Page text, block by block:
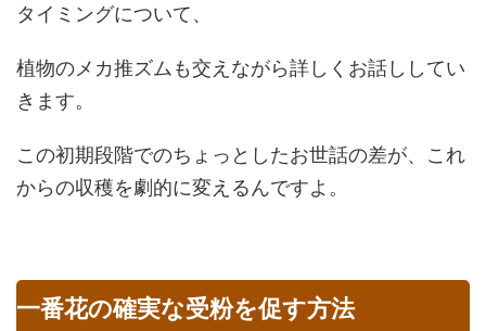
タイミングについて、
植物のメカ推ズムも交えながら詳しくお話ししてい
きます。
この初期段階でのちょっとしたお世話の差が、これ
からの収穫を劇的に変えるんですよ。
一番花の確実な受粉を促す方法